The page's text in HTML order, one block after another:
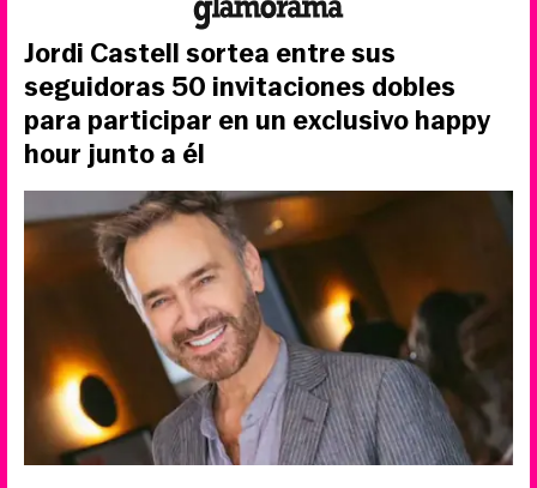
Jordi Castell sortea entre sus
seguidoras 50 invitaciones dobles
para participar en un exclusivo happy
hour junto a él